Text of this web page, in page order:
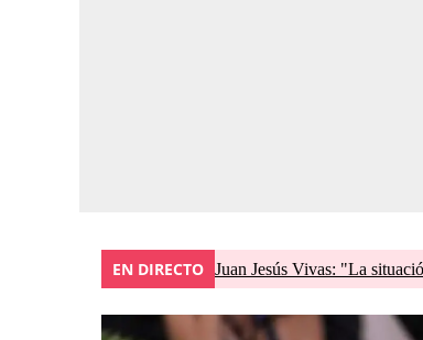
EN DIRECTO Juan Jesús Vivas: "La